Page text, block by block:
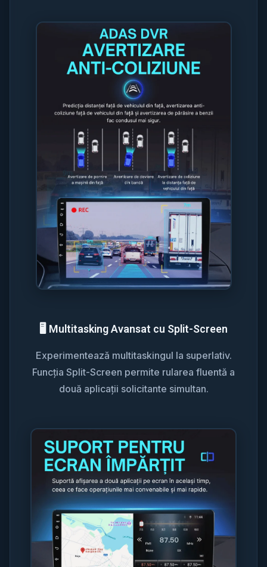
🖥️ Multitasking Avansat cu Split-Screen
Experimentează multitaskingul la superlativ.
Funcția Split-Screen permite rularea fluentă a
două aplicații solicitante simultan.